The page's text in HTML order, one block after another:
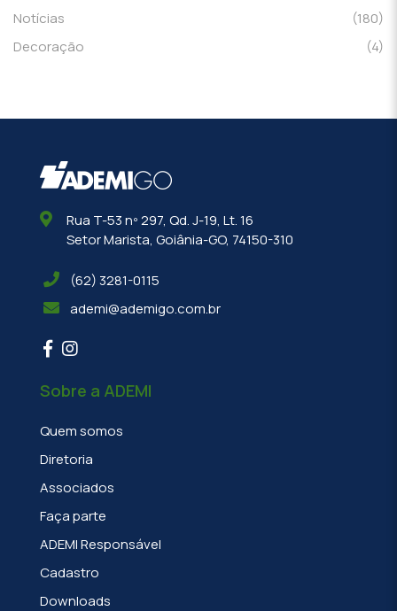
Notícias
(180)
Decoração
(4)
Rua T-53 nº 297, Qd. J-19, Lt. 16
Setor Marista, Goiânia-GO, 74150-310
(62) 3281-0115
ademi@ademigo.com.br
Sobre a ADEMI
Quem somos
Diretoria
Associados
Faça parte
ADEMI Responsável
Cadastro
Downloads